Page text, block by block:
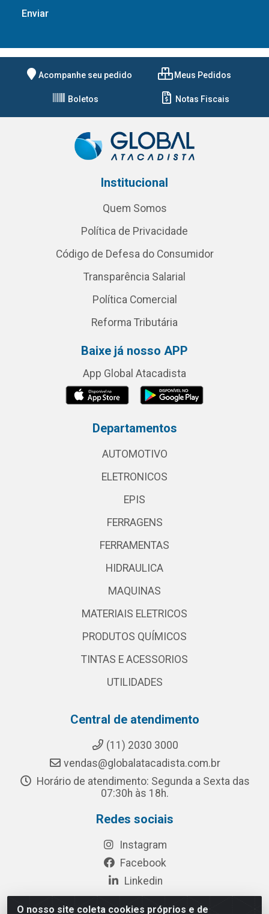
O nosso site coleta cookies próprios e de
Acompanhe seu pedido Meus Pedidos
Boletos Notas Fiscais
Institucional
Quem Somos
Política de Privacidade
Código de Defesa do Consumidor
Transparência Salarial
Política Comercial
Reforma Tributária
Baixe já nosso APP
App Global Atacadista
Departamentos
AUTOMOTIVO
ELETRONICOS
EPIS
FERRAGENS
FERRAMENTAS
HIDRAULICA
MAQUINAS
MATERIAIS ELETRICOS
PRODUTOS QUÍMICOS
TINTAS E ACESSORIOS
UTILIDADES
Central de atendimento
(11) 2030 3000
vendas@globalatacadista.com.br
Horário de atendimento: Segunda a Sexta das
07:30h às 18h.
Redes sociais
Instagram
Facebook
Linkedin